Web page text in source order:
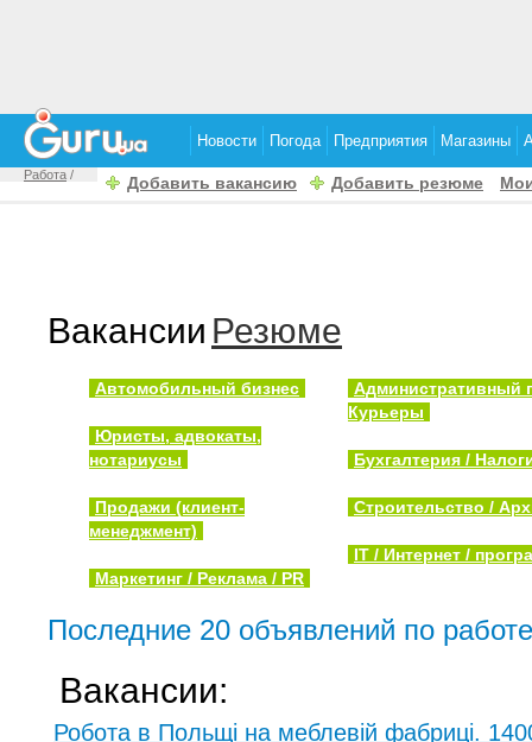
Новости Погода Предприятия Магазины
Работа / Добавить вакансию Добавить резюме
Вакансии Резюме
Автомобильный бизнес
Юристы, адвокаты,
нотариусы
Продажи (клиент-
менеджмент)
Маркетинг / Реклама / PR
Административный
Курьеры
Бухгалтерия /
Строительство /
IT / Интернет /
Последние 20 объявлений по
Вакансии:
Робота в Польщі на меблевій фабриці.